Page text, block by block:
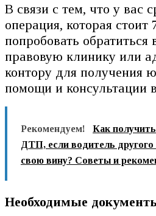
В связи с тем, что у вас
операция, которая
попробовать
правовую клинику или
контору для получения
помощи и консультации
Рекомендуем!
Как
ДТП, если водитель другого
свою вину? Советы и
Необходимые